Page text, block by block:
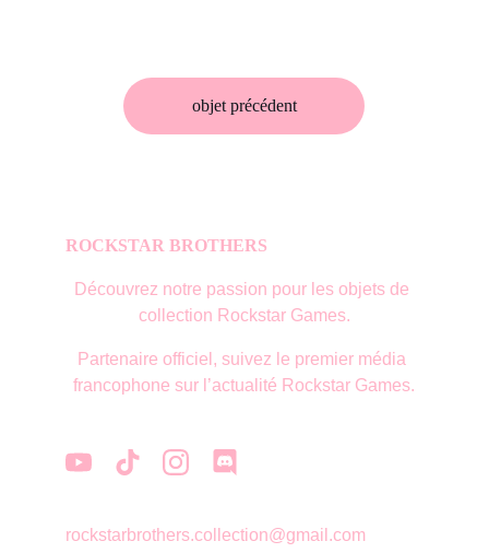
objet précédent
ROCKSTAR BROTHERS
Découvrez notre passion pour les objets de
collection Rockstar Games.
rockstarbrothers.collection@gmail.com
Partenaire officiel, suivez le premier média
francophone sur l’actualité Rockstar Games.